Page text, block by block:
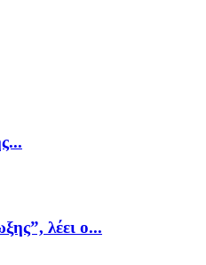
λέει ο...